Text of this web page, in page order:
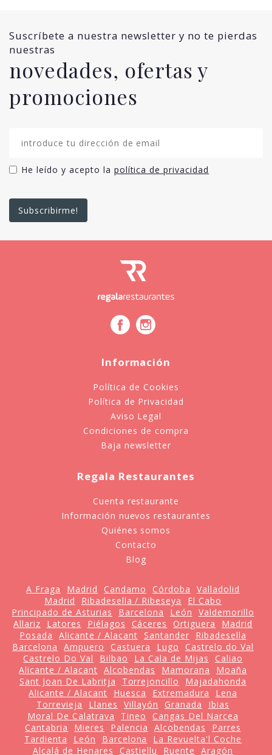
Suscríbete a nuestra newsletter y no te pierdas
nuestras
novedades, ofertas y
promociones
He leído y acepto la política de privacidad
Información
Política de Cookies
Política de Privacidad
Aviso Legal
Condiciones de compra
Baja newsletter
Regala Restaurantes
Cuenta restaurante
Información nuevos restaurantes
Quiénes somos
Contacto
Blog
A Fraga Madrid Candamo Córdoba
Valladolid
Madrid
Ribadesella / Ribeseya
El Cabo
Principado de Asturias
Barcelona León
Valdemorillo
Allariz
Latores Piélagos Cáceres Ortiguera
Madrid
Posada
Alicante / Alacant Santander
Ribadesella
Barcelona
Ampuero Castuera Lugo
Castrelo do Val
Castrelo Do Val
Bilbao La Cala de Mijas
Caliao
Alicante / Alacant Alcobendas Mamorana
Moaña
Sant Joan De Labritja
Torrejoncillo
Majadahonda
Alicante / Alacant
Huesca Extremadura
Lena
Torrevieja
Llanes Villayón Granada
Ibias
Moral De Calatrava
Tineo
Cangas Del Narcea
Cantabria
Mieres Palencia Alcobendas
Parres
Tardienta
León Barcelona
La Revuelta'l Coche
Alcalá de Henares
Castiellu Ruente
Aragón